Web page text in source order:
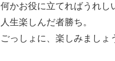
何かお役に立てればうれし
人生楽しんだ者勝ち。
ごっしょに、楽しみましょ